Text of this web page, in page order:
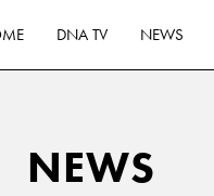
DNA TV NEWS
NEWS